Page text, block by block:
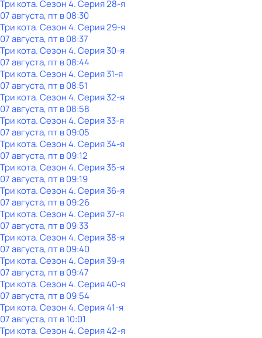
Три кота. Сезон 4. Серия 28-я
07 августа, пт в 08:30
Три кота. Сезон 4. Серия 29-я
07 августа, пт в 08:37
Три кота. Сезон 4. Серия 30-я
07 августа, пт в 08:44
Три кота. Сезон 4. Серия 31-я
07 августа, пт в 08:51
Три кота. Сезон 4. Серия 32-я
07 августа, пт в 08:58
Три кота. Сезон 4. Серия 33-я
07 августа, пт в 09:05
Три кота. Сезон 4. Серия 34-я
07 августа, пт в 09:12
Три кота. Сезон 4. Серия 35-я
07 августа, пт в 09:19
Три кота. Сезон 4. Серия 36-я
07 августа, пт в 09:26
Три кота. Сезон 4. Серия 37-я
07 августа, пт в 09:33
Три кота. Сезон 4. Серия 38-я
07 августа, пт в 09:40
Три кота. Сезон 4. Серия 39-я
07 августа, пт в 09:47
Три кота. Сезон 4. Серия 40-я
07 августа, пт в 09:54
Три кота. Сезон 4. Серия 41-я
07 августа, пт в 10:01
Три кота. Сезон 4. Серия 42-я